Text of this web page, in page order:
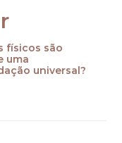
físicos são
uma
universal?